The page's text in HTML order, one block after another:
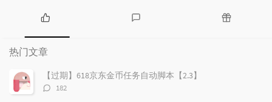
热
门
文
章
论
热门文章
【过期】618京东金币任务自动脚本【2.3】
评
182